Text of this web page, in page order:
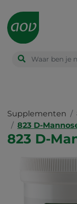
Main
navigation
Supplementen
823 D-
823 D-